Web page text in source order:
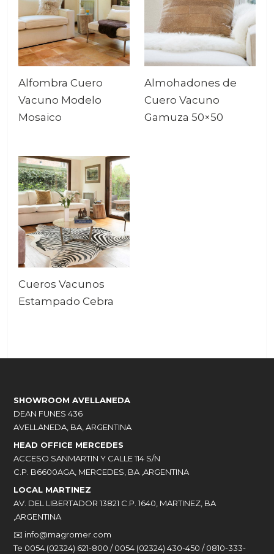
Alfombra Cuero
Vacuno Modelo
Mosaico
Almohadones de
Cuero Vacuno
Gamuza 50×50
Cueros Vacunos
Estampado Cebra
SHOWROOM AVELLANEDA
DEAN FUNES 436
AVELLANEDA, BA, ARGENTINA
HEAD OFFICE MERCEDES
ACCESO SANMARTIN Y CALLE 114 S/N
C.P. B6600AGA, MERCEDES, BA ,ARGENTINA
LOCAL MARTINEZ
AV. DEL LIBERTADOR 13821 C.P. 1640, MARTINEZ, BA
,ARGENTINA
✉️ info@magromer.com
Te 0054 (02324) 621-800 / 0054 (02324) 430-450 / 0810-333-